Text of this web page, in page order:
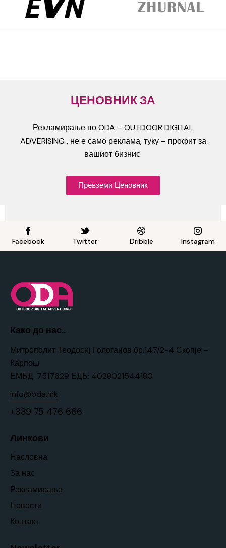
ЦЕНОВНИК ЗА
Рекламирање во ODA – OUTDOOR DIGITAL
ADVERISING , не е само реклама, туку – профит за
вашиот бизнис.
Превземи Ценовник
Facebook Twitter Dribble Instagram
Како до нас..
Митрополит Теодосиј Гологанов бр.147/2-4 Скопје –
Карпош
ЕМБД: 7517629 ЕДБ: 4028021544180
info@oda.mk
+389 75 476 666
Линкови
Насловна
За нас
Рекламирање
Новости
Контакт